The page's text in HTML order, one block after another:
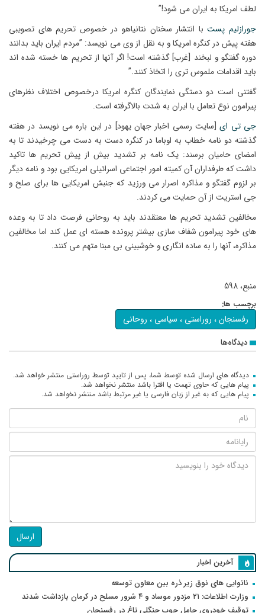
لطف امریکا به ایران می شود!”
جورازلیم پستبا انتشار سخنان نتانیاهو در خصوص تحریم های تصویبی
هفته پیش در کنگره امریکا و به نقل از وی می نویسد: ”مردم ایران باید بدانند
دوره گفتگو و لبخند [غرب] گذشته است! اگر آنها از تحریم ها خسته شده اند
باید اقدامات ملموس تری را اتخاذ کنند.”
گفتنی است دو دستگی نمایندگان کنگره امریکا درخصوص اختلاف نظرهای
پیرامون نوع تعامل با ایران به شدت بالاگرفته است.
جی تی ای[سایت رسمی اخبار جهان یهود] در این باره می نویسد در هفته
گذشته دو نامه خطاب به اوباما در کنگره دست به دست می چرخیدند تا به
امضای حامیان برسند: یک نامه بر تشدید بیش از پیش تحریم ها تاکید
داشت که طرفداران آن کمیته امور اجتماعی اسرائیلی امریکایی بود و نامه دیگر
بر لزوم گفتگو و مذاکره اصرار می ورزید که جنبش امریکایی ها برای صلح و
جی استریت از آن حمایت می کردند.
مخالفین تشدید تحریم ها معتقدند باید به روحانی فرصت داد تا به وعده
های خود پیرامون شفاف سازی بیشتر پرونده هسته ای عمل کند اما مخالفین
مذاکره، آنها را به ساده انگاری و خوشبینی بی مبنا متهم می کنند.
منبع، 598
برچسب ها:
رفسنجان ، روراستی ، سیاسی ، روحانی
دیدگاه‌ها
دیدگاه های ارسال شده توسط شما، پس از تایید توسط روراستی منتشر خواهد شد.
پیام هایی که حاوی تهمت یا افترا باشد منتشر نخواهد شد.
پیام هایی که به غیر از زبان فارسی یا غیر مرتبط باشد منتشر نخواهد شد.
ارسال
آخرین اخبار
نانوایی های نوق زیر ذره بین معاون توسعه
وزارت اطلاعات: ۲۱ مزدور موساد و ۴ شرور مسلح در کرمان بازداشت شدند
توقیف خودروی حامل چوب جنگلی تاغ در رفسنجان